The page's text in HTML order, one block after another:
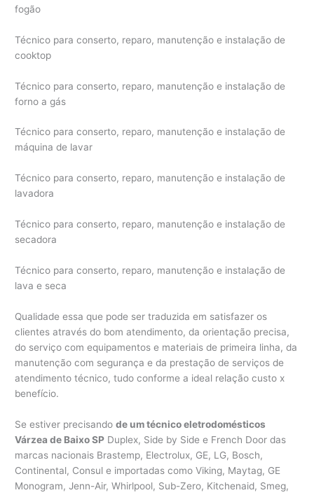
fogão
Técnico para conserto, reparo, manutenção e instalação de
cooktop
Técnico para conserto, reparo, manutenção e instalação de
forno a gás
Técnico para conserto, reparo, manutenção e instalação de
máquina de lavar
Técnico para conserto, reparo, manutenção e instalação de
lavadora
Técnico para conserto, reparo, manutenção e instalação de
secadora
Técnico para conserto, reparo, manutenção e instalação de
lava e seca
Qualidade essa que pode ser traduzida em satisfazer os
clientes através do bom atendimento, da orientação precisa,
do serviço com equipamentos e materiais de primeira linha, da
manutenção com segurança e da prestação de serviços de
atendimento técnico, tudo conforme a ideal relação custo x
benefício.
Se estiver precisandode um técnico eletrodomésticos
Várzea de Baixo SP Duplex, Side by Side e French Door das
marcas nacionais Brastemp, Electrolux, GE, LG, Bosch,
Continental, Consul e importadas como Viking, Maytag, GE
Monogram, Jenn-Air, Whirlpool, Sub-Zero, Kitchenaid, Smeg,